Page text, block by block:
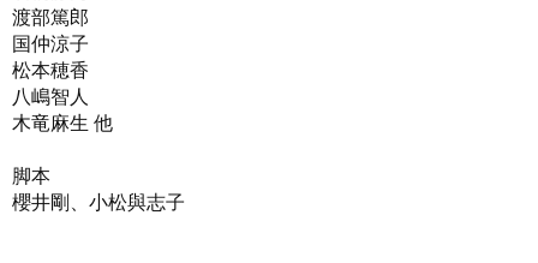
渡部篤郎
国仲涼子
松本穂香
八嶋智人
木竜麻生 他
脚本
櫻井剛、小松與志子